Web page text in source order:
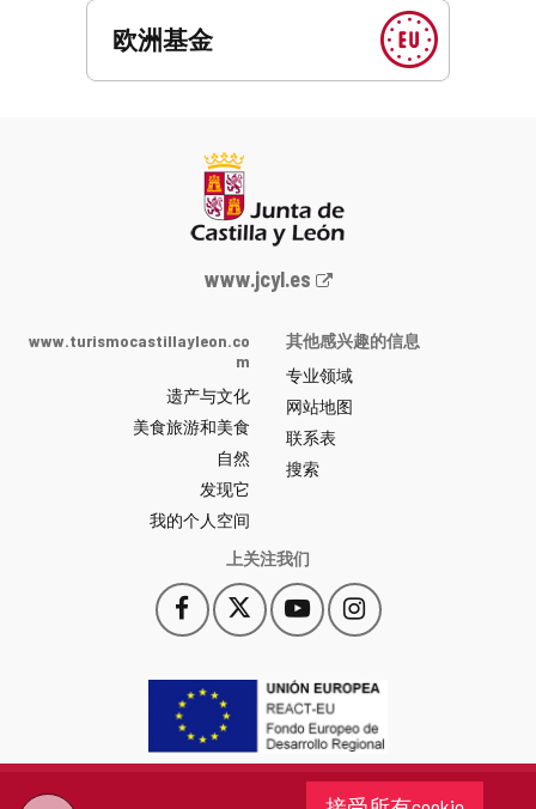
欧洲基金
Junta
y
León
网
站
门
户
-
www.jcyl.es
www.turismocastillayleon.co
m
遗产与文化
美食旅游和美食
自然
发现它
我的个人空间
其他感兴趣的信息
专业领域
网站地图
联系表
搜索
上关注我们
Facebook
此
链
会
打
开
一
此
链
一
YouTube
此
链
会
打
开
一
个
Instagram
此
链
会
开
一
个